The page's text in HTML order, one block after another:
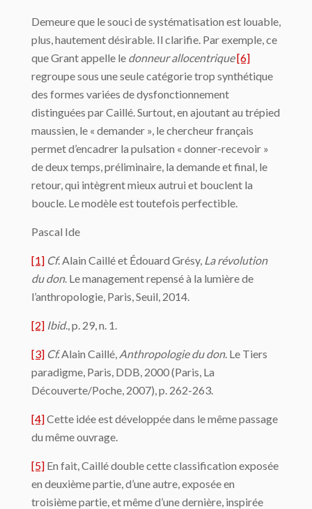
Demeure que le souci de systématisation est louable,
plus, hautement désirable. Il clarifie. Par exemple, ce
que Grant appelle le donneur allocentrique[6]
regroupe sous une seule catégorie trop synthétique
des formes variées de dysfonctionnement
distinguées par Caillé. Surtout, en ajoutant au trépied
maussien, le « demander », le chercheur français
permet d’encadrer la pulsation « donner-recevoir »
de deux temps, préliminaire, la demande et final, le
retour, qui intègrent mieux autrui et bouclent la
boucle. Le modèle est toutefois perfectible.
Pascal Ide
[1] Cf. Alain Caillé et Édouard Grésy, La révolution
du don. Le management repensé à la lumière de
l’anthropologie, Paris, Seuil, 2014.
[2] Ibid., p. 29, n. 1.
[3] Cf.Alain Caillé, Anthropologie du don. Le Tiers
paradigme, Paris, DDB, 2000 (Paris, La
Découverte/Poche, 2007), p. 262-263.
[4]Cette idée est développée dans le même passage
du même ouvrage.
[5] En fait, Caillé double cette classification exposée
en deuxième partie, d’une autre, exposée en
troisième partie, et même d’une dernière, inspirée